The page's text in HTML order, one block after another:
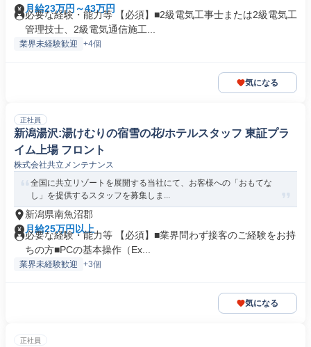
月給23万円～43万円
必要な経験・能力等 【必須】■2級電気工事士または2級電気工
管理技士、2級電気通信施工...
業界未経験歓迎 +4個
気になる
正社員
新潟湯沢:湯けむりの宿雪の花/ホテルスタッフ 東証プラ
イム上場 フロント
株式会社共立メンテナンス
全国に共立リゾートを展開する当社にて、お客様への「おもてな
し」を提供するスタッフを募集しま...
新潟県南魚沼郡
月給25万円以上
必要な経験・能力等 【必須】■業界問わず接客のご経験をお持
ちの方■PCの基本操作（Ex...
業界未経験歓迎 +3個
気になる
正社員